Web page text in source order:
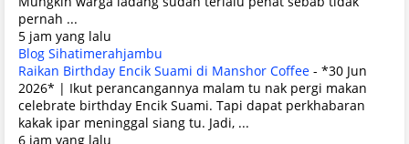
pernah ...
5 jam yang lalu
Blog Sihatimerahjambu
Raikan Birthday Encik Suami di Manshor Coffee - *30 Jun
2026* | Ikut perancangannya malam tu nak pergi makan
celebrate birthday Encik Suami. Tapi dapat perkhabaran
kakak ipar meninggal siang tu. Jadi, ...
6 jam yang lalu